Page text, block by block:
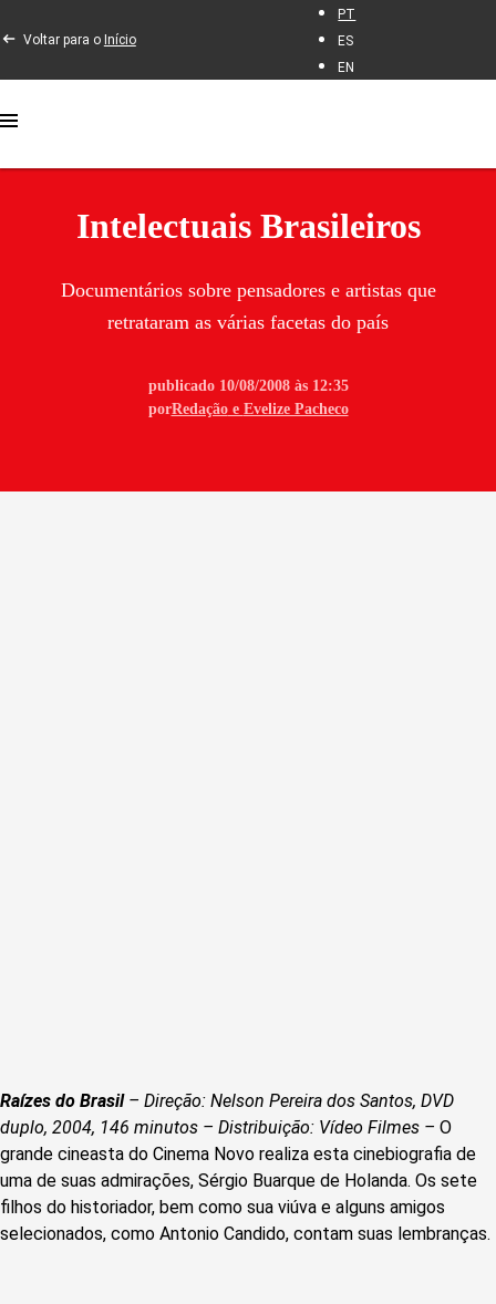
Voltar para o Início
PT
ES
EN
Intelectuais Brasileiros
Documentários sobre pensadores e artistas que
retrataram as várias facetas do país
publicado 10/08/2008 às 12:35
porRedaçãoe Evelize Pacheco
Raízes do Brasil– Direção: Nelson Pereira dos Santos, DVD
duplo, 2004, 146 minutos – Distribuição: Vídeo Filmes – O
grande cineasta do Cinema Novo realiza esta cinebiografia de
uma de suas admirações, Sérgio Buarque de Holanda. Os sete
filhos do historiador, bem como sua viúva e alguns amigos
selecionados, como Antonio Candido, contam suas lembranças.